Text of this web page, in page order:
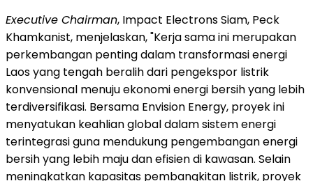
Executive Chairman, Impact Electrons Siam, Peck
Khamkanist, menjelaskan, "Kerja sama ini merupakan
perkembangan penting dalam transformasi energi
Laos yang tengah beralih dari pengekspor listrik
konvensional menuju ekonomi energi bersih yang lebih
terdiversifikasi. Bersama Envision Energy, proyek ini
menyatukan keahlian global dalam sistem energi
terintegrasi guna mendukung pengembangan energi
bersih yang lebih maju dan efisien di kawasan. Selain
meningkatkan kapasitas pembangkitan listrik, proyek